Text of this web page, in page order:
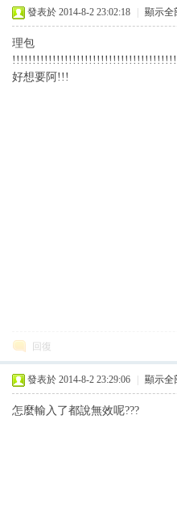
發表於 2014-8-2 23:02:18 顯示全
理包
好想要阿!!!
回復
發表於 2014-8-2 23:29:06 顯示全
怎麼輸入了都說無效呢???